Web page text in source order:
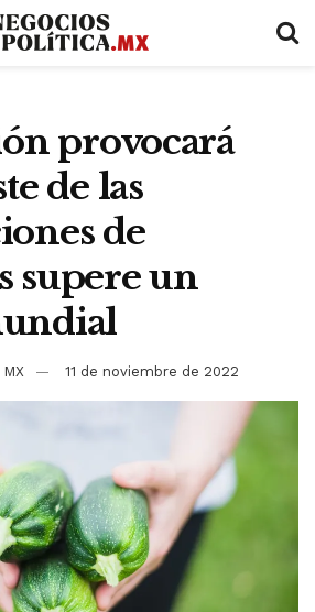
provocará
de las
de
supere un
11 de noviembre de 2022